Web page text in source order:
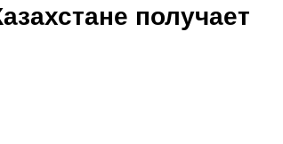
получает